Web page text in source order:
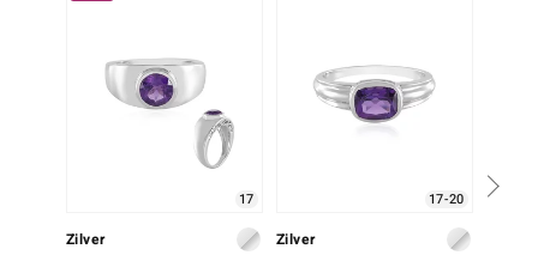
17
Zilver
17-20
Zilver